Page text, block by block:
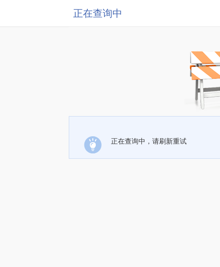
正在查询中
正在查询中，请刷新重试